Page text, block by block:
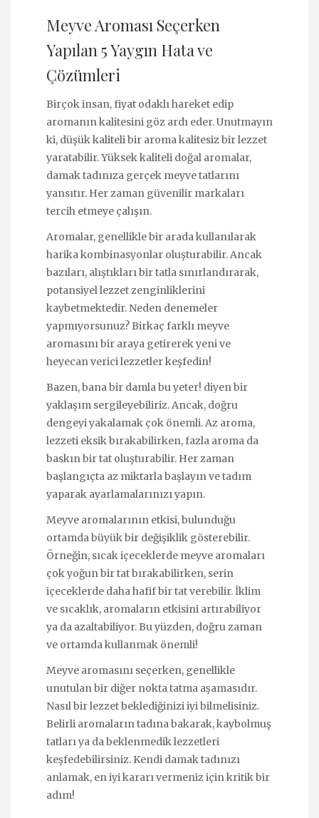
Meyve Aroması Seçerken
Yapılan 5 Yaygın Hata ve
Çözümleri
Birçok insan, fiyat odaklı hareket edip
aromanın kalitesini göz ardı eder. Unutmayın
ki, düşük kaliteli bir aroma kalitesiz bir lezzet
yaratabilir. Yüksek kaliteli doğal aromalar,
damak tadınıza gerçek meyve tatlarını
yansıtır. Her zaman güvenilir markaları
tercih etmeye çalışın.
Aromalar, genellikle bir arada kullanılarak
harika kombinasyonlar oluşturabilir. Ancak
bazıları, alıştıkları bir tatla sınırlandırarak,
potansiyel lezzet zenginliklerini
kaybetmektedir. Neden denemeler
yapmıyorsunuz? Birkaç farklı meyve
aromasını bir araya getirerek yeni ve
heyecan verici lezzetler keşfedin!
Bazen, bana bir damla bu yeter! diyen bir
yaklaşım sergileyebiliriz. Ancak, doğru
dengeyi yakalamak çok önemli. Az aroma,
lezzeti eksik bırakabilirken, fazla aroma da
baskın bir tat oluşturabilir. Her zaman
başlangıçta az miktarla başlayın ve tadım
yaparak ayarlamalarınızı yapın.
Meyve aromalarının etkisi, bulunduğu
ortamda büyük bir değişiklik gösterebilir.
Örneğin, sıcak içeceklerde meyve aromaları
çok yoğun bir tat bırakabilirken, serin
içeceklerde daha hafif bir tat verebilir. İklim
ve sıcaklık, aromaların etkisini artırabiliyor
ya da azaltabiliyor. Bu yüzden, doğru zaman
ve ortamda kullanmak önemli!
Meyve aromasını seçerken, genellikle
unutulan bir diğer nokta tatma aşamasıdır.
Nasıl bir lezzet beklediğinizi iyi bilmelisiniz.
Belirli aromaların tadına bakarak, kaybolmuş
tatları ya da beklenmedik lezzetleri
keşfedebilirsiniz. Kendi damak tadınızı
anlamak, en iyi kararı vermeniz için kritik bir
adım!